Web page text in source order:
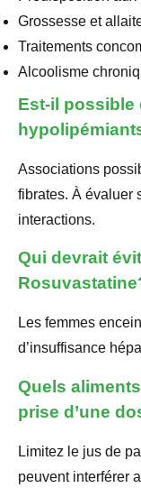
Grossesse et
Traitements
Alcoolisme
Est-il possible
Associations
fibrates. À évaluer
interactions.
Qui devrait
Les femmes
d’insuffisance
Quels
prise d’une
Limitez le jus de
peuvent interférer